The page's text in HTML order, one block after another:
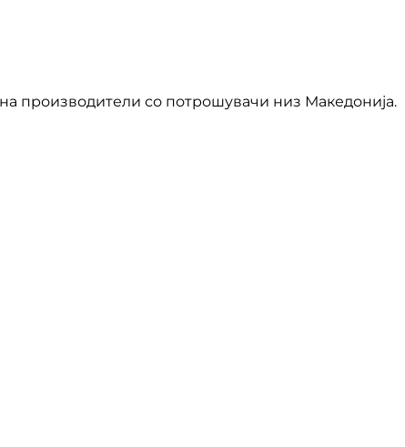
производители со потрошувачи низ Македонија.